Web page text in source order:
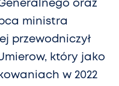
oraz
ministra
przewodniczył
który jako
w 2022